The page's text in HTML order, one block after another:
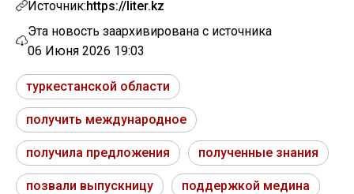
Источник:https://liter.kz
Эта новость заархивирована с источника
06 Июня 2026 19:03
туркестанской области
получить международное
получила предложения полученные знания
позвали выпускницу поддержкой медина